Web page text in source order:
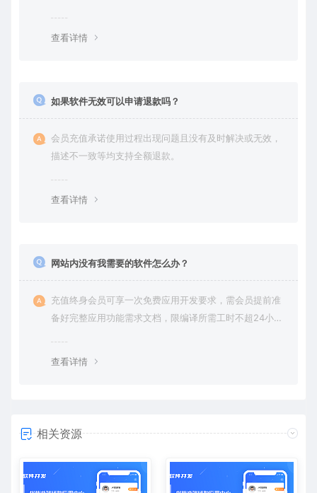
查看详情
如果软件无效可以申请退款吗？
会员充值承诺使用过程出现问题且没有及时解决或无效，
描述不一致等均支持全额退款。
查看详情
网站内没有我需要的软件怎么办？
充值终身会员可享一次免费应用开发要求，需会员提前准
备好完整应用功能需求文档，限编译所需工时不超24小
查看详情
相关资源